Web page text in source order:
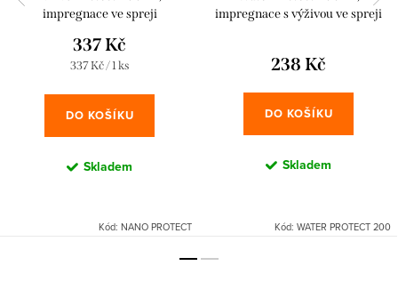
impregnace ve spreji
337 Kč
Měrná
337 Kč / 1 ks
DO KOŠÍKU
Skladem
Kód: NANO PROTECT
impregnace s výživou ve spreji
238 Kč
DO KOŠÍKU
Skladem
Kód: WATER PROTECT 200